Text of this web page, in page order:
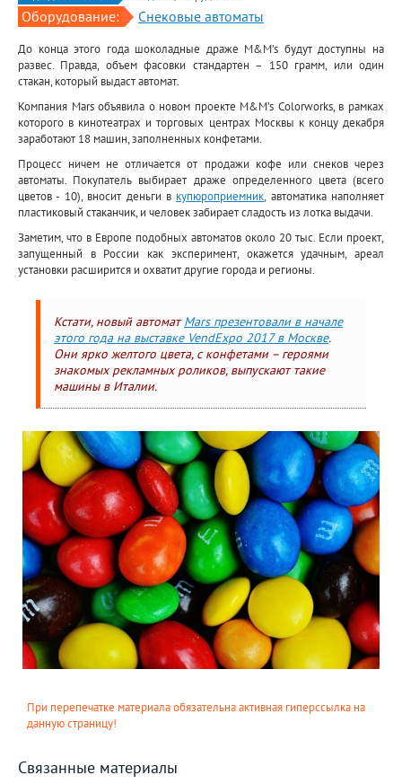
Оборудование: Снековые автоматы
До конца этого года шоколадные драже M&M’s будут доступны на
развес. Правда, объем фасовки стандартен – 150 грамм, или один
стакан, который выдаст автомат.
Компания Mars объявила о новом проекте M&M’s Colorworks, в рамках
которого в кинотеатрах и торговых центрах Москвы к концу декабря
заработают 18 машин, заполненных конфетами.
Процесс ничем не отличается от продажи кофе или снеков через
автоматы. Покупатель выбирает драже определенного цвета (всего
цветов - 10), вносит деньги в купюроприемник, автоматика наполняет
пластиковый стаканчик, и человек забирает сладость из лотка выдачи.
Заметим, что в Европе подобных автоматов около 20 тыс. Если проект,
запущенный в России как эксперимент, окажется удачным, ареал
установки расширится и охватит другие города и регионы.
Кстати, новый автоматMars презентовали в начале
этого года на выставке VendExpo 2017 в Москве.
Они ярко желтого цвета, с конфетами – героями
знакомых рекламных роликов, выпускают такие
машины в Италии.
При перепечатке материала обязательна активная гиперссылка на
данную страницу!
Связанные материалы